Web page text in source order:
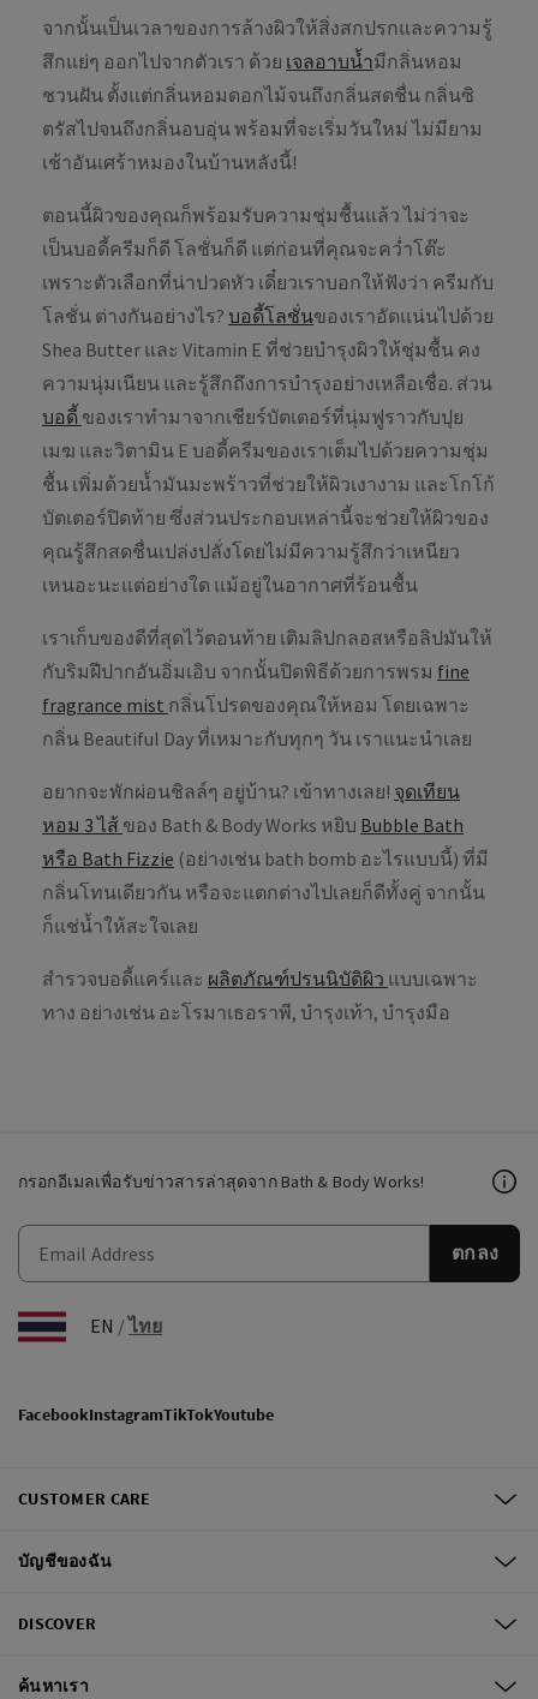
จากนั้นเป็นเวลาของการล้างผิวให้สิ่งสกปรกและความรู้
สึกแย่ๆ ออกไปจากตัวเรา ด้วย เจลอาบน้ำมีกลิ่นหอม
ชวนฝัน ตั้งแต่กลิ่นหอมดอกไม้จนถึงกลิ่นสดชื่น กลิ่นซิ
ตรัสไปจนถึงกลิ่นอบอุ่น พร้อมที่จะเริ่มวันใหม่ ไม่มียาม
เช้าอันเศร้าหมองในบ้านหลังนี้!
ตอนนี้ผิวของคุณก็พร้อมรับความชุ่มชื้นแล้ว ไม่ว่าจะ
เป็นบอดี้ครีมก็ดี โลชั่นก็ดี แต่ก่อนที่คุณจะคว่ำโต๊ะ
เพราะตัวเลือกที่น่าปวดหัว เดี๋ยวเราบอกให้ฟังว่า ครีมกับ
โลชั่น ต่างกันอย่างไร? บอดี้โลชั่นของเราอัดแน่นไปด้วย
Shea Butter และ Vitamin E ที่ช่วยบำรุงผิวให้ชุ่มชื้น คง
ความนุ่มเนียน และรู้สึกถึงการบำรุงอย่างเหลือเชื่อ. ส่วน
บอดี้ ของเราทำมาจากเชียร์บัตเตอร์ที่นุ่มฟูราวกับปุย
เมฆ และวิตามิน E บอดี้ครีมของเราเต็มไปด้วยความชุ่ม
ชื้น เพิ่มด้วยน้ำมันมะพร้าวที่ช่วยให้ผิวเงางาม และโกโก้
บัตเตอร์ปิดท้าย ซึ่งส่วนประกอบเหล่านี้จะช่วยให้ผิวของ
คุณรู้สึกสดชื่นเปล่งปลั่งโดยไม่มีความรู้สึกว่าเหนียว
เหนอะนะแต่อย่างใด แม้อยู่ในอากาศที่ร้อนชื้น
เราเก็บของดีที่สุดไว้ตอนท้าย เติมลิปกลอสหรือลิปมันให้
กับริมฝีปากอันอิ่มเอิบ จากนั้นปิดพิธีด้วยการพรม fine
fragrance mist กลิ่นโปรดของคุณให้หอม โดยเฉพาะ
กลิ่น Beautiful Day ที่เหมาะกับทุกๆ วัน เราแนะนำเลย
อยากจะพักผ่อนชิลล์ๆ อยู่บ้าน? เข้าทางเลย! จุดเทียน
หอม 3 ไส้ ของ Bath & Body Works หยิบ Bubble Bath
หรือ Bath Fizzie (อย่างเช่น bath bomb อะไรแบบนี้) ที่มี
กลิ่นโทนเดียวกัน หรือจะแตกต่างไปเลยก็ดีทั้งคู่ จากนั้น
ก็แช่น้ำให้สะใจเลย
สำรวจบอดี้แคร์และ ผลิตภัณฑ์ปรนนิบัติผิว แบบเฉพาะ
ทาง อย่างเช่น อะโรมาเธอราพี, บำรุงเท้า, บำรุงมือ
กรอกอีเมลเพื่อรับข่าวสารล่าสุดจาก Bath & Body Works!
ตกลง
EN /ไทย
FacebookInstagramTikTokYoutube
CUSTOMER CARE
บัญชีของฉัน
DISCOVER
ค้นหาเรา